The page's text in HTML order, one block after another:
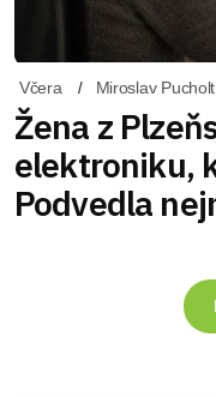
Včera Miroslav Pucholt
Žena z
elektroniku,
Podvedla